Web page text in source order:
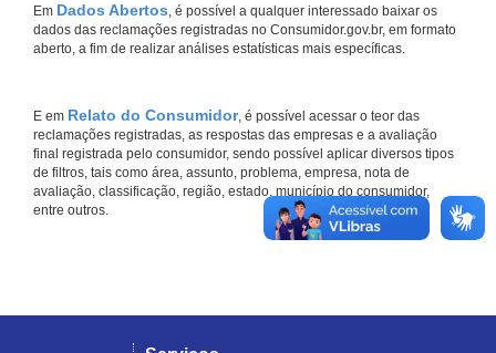
Em Dados Abertos, é possível a qualquer interessado baixar os
dados das reclamações registradas no Consumidor.gov.br, em formato
aberto, a fim de realizar análises estatísticas mais específicas.
E em Relato do Consumidor, é possível acessar o teor das
reclamações registradas, as respostas das empresas e a avaliação
final registrada pelo consumidor, sendo possível aplicar diversos tipos
de filtros, tais como área, assunto, problema, empresa, nota de
avaliação, classificação, região, estado, município do consumidor,
entre outros.